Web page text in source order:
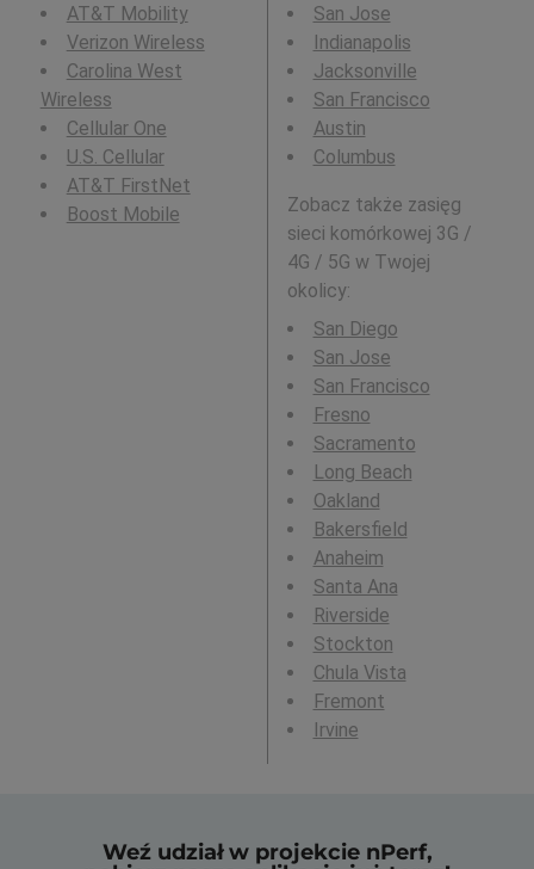
AT&T Mobility
Verizon Wireless
Carolina West
Wireless
Cellular One
U.S. Cellular
AT&T FirstNet
Boost Mobile
San Jose
Indianapolis
Jacksonville
San Francisco
Austin
Columbus
Zobacz także zasięg
sieci komórkowej 3G /
4G / 5G w Twojej
okolicy:
San Diego
San Jose
San Francisco
Fresno
Sacramento
Long Beach
Oakland
Bakersfield
Anaheim
Santa Ana
Riverside
Stockton
Chula Vista
Fremont
Irvine
Weź udział w projekcie nPerf,